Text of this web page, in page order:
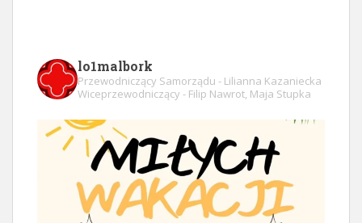
lo1malbork
Przewodniczący Samorządu - Lilianna Kazaniecka
Wiceprzewodniczący - Filip Nawrot, Maja Stupka